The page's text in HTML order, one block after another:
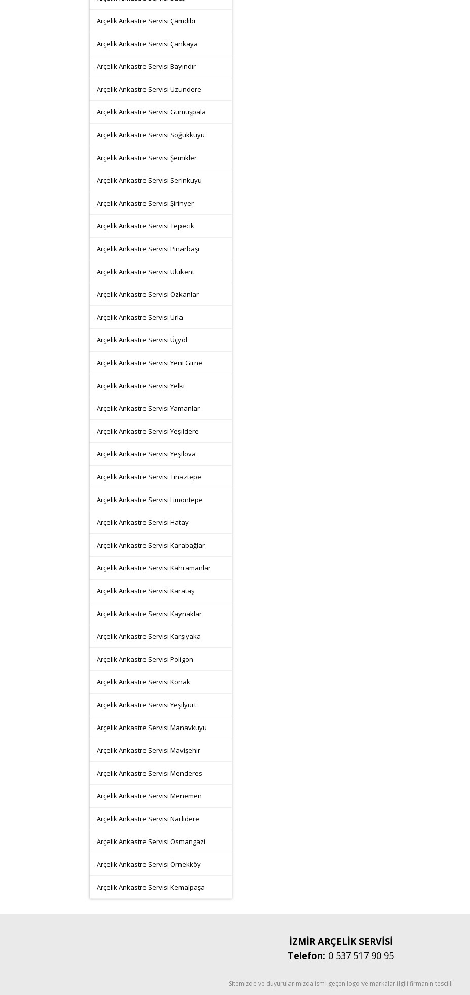
Arçelik Ankastre Servisi Çamdibi
Arçelik Ankastre Servisi Çankaya
Arçelik Ankastre Servisi Bayındır
Arçelik Ankastre Servisi Uzundere
Arçelik Ankastre Servisi Gümüşpala
Arçelik Ankastre Servisi Soğukkuyu
Arçelik Ankastre Servisi Şemikler
Arçelik Ankastre Servisi Serinkuyu
Arçelik Ankastre Servisi Şirinyer
Arçelik Ankastre Servisi Tepecik
Arçelik Ankastre Servisi Pınarbaşı
Arçelik Ankastre Servisi Ulukent
Arçelik Ankastre Servisi Özkanlar
Arçelik Ankastre Servisi Urla
Arçelik Ankastre Servisi Üçyol
Arçelik Ankastre Servisi Yeni Girne
Arçelik Ankastre Servisi Yelki
Arçelik Ankastre Servisi Yamanlar
Arçelik Ankastre Servisi Yeşildere
Arçelik Ankastre Servisi Yeşilova
Arçelik Ankastre Servisi Tınaztepe
Arçelik Ankastre Servisi Limontepe
Arçelik Ankastre Servisi Hatay
Arçelik Ankastre Servisi Karabağlar
Arçelik Ankastre Servisi Kahramanlar
Arçelik Ankastre Servisi Karataş
Arçelik Ankastre Servisi Kaynaklar
Arçelik Ankastre Servisi Karşıyaka
Arçelik Ankastre Servisi Poligon
Arçelik Ankastre Servisi Konak
Arçelik Ankastre Servisi Yeşilyurt
Arçelik Ankastre Servisi Manavkuyu
Arçelik Ankastre Servisi Mavişehir
Arçelik Ankastre Servisi Menderes
Arçelik Ankastre Servisi Menemen
Arçelik Ankastre Servisi Narlıdere
Arçelik Ankastre Servisi Osmangazi
Arçelik Ankastre Servisi Örnekköy
Arçelik Ankastre Servisi Kemalpaşa
İZMİR ARÇELİK SERVİSİ
Telefon: 0 537 517 90 95
Sitemizde ve duyurularımızda ismi geçen logo ve markalar ilgili firmanın tescilli